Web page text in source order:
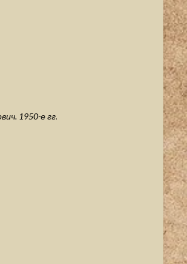
1950-е гг.